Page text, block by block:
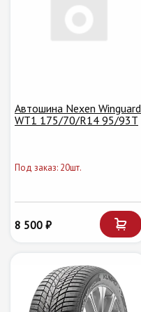
Автошина Nexen Winguard
WT1 175/70/R14 95/93T
Под заказ: 20шт.
8 500 ₽